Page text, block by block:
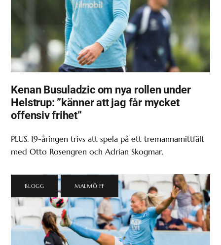
Kenan Busuladzic om nya rollen under
Helstrup: ”känner att jag får mycket
offensiv frihet”
PLUS. 19-åringen trivs att spela på ett tremannamittfält
med Otto Rosengren och Adrian Skogmar.
BLOGG MALMÖ FF